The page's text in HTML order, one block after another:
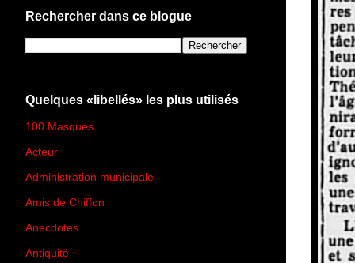
Rechercher dans ce blogue
Quelques «libellés» les plus utilisés
100 Masques
Acteur
Administration municipale
Amis de Chiffon
Anecdotes
Antiquité